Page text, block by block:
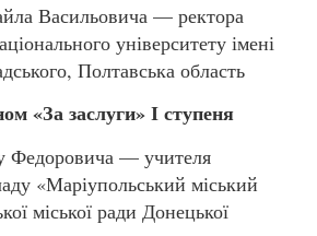
Васильовича — ректора
університету імені
Полтавська область
«За заслуги» І ступеня
— учителя
«Маріупольський міський
міської ради Донецької